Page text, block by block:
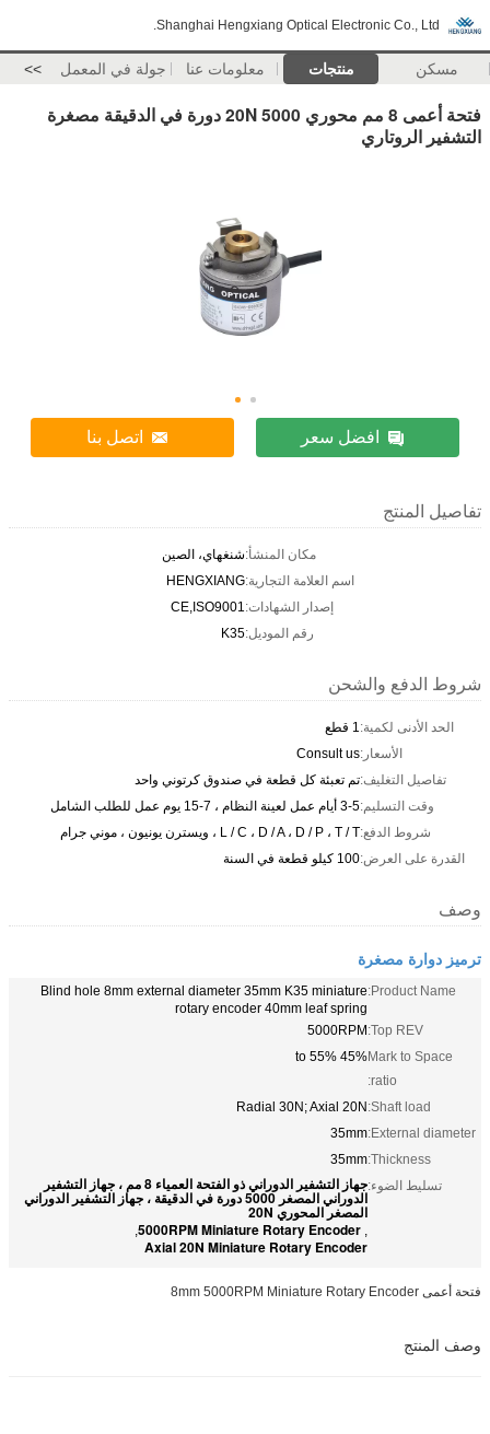
Shanghai Hengxiang Optical Electronic Co., Ltd.
مسكن منتجات معلومات عنا جولة في المعمل >>
فتحة أعمى 8 مم محوري 20N 5000 دورة في الدقيقة مصغرة
التشفير الروتاري
افضل سعر اتصل بنا
تفاصيل المنتج
مكان المنشأ:شنغهاي، الصين
اسم العلامة التجارية:HENGXIANG
إصدار الشهادات:CE,ISO9001
رقم الموديل:K35
شروط الدفع والشحن
الحد الأدنى لكمية:1 قطع
الأسعار:Consult us
تفاصيل التغليف:تم تعبئة كل قطعة في صندوق كرتوني واحد
وقت التسليم:3-5 أيام عمل لعينة النظام ، 7-15 يوم عمل للطلب الشامل
شروط الدفع:L / C ، D / A ، D / P ، T / T ، ويسترن يونيون ، موني جرام
القدرة على العرض:100 كيلو قطعة في السنة
وصف
ترميز دوارة مصغرة
Product Name:
Blind hole 8mm external diameter 35mm K35 miniature
rotary encoder 40mm leaf spring
Top REV:
5000RPM
Mark to Space
ratio:
45% to 55%
Shaft load:
Radial 30N; Axial 20N
External diameter:
35mm
Thickness:
35mm
تسليط الضوء:
جهاز التشفير الدوراني ذو الفتحة العمياء 8 مم ، جهاز التشفير
الدوراني المصغر 5000 دورة في الدقيقة ، جهاز التشفير الدوراني
المصغر المحوري 20N
,
5000RPM Miniature Rotary Encoder
,
Axial 20N Miniature Rotary Encoder
فتحة أعمى 8mm 5000RPM Miniature Rotary Encoder
وصف المنتج